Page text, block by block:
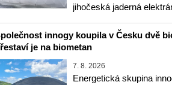
jihočeská jaderná
innogy koupila v Česku dvě
je na biometan
7. 8. 2026
Energetická skupina